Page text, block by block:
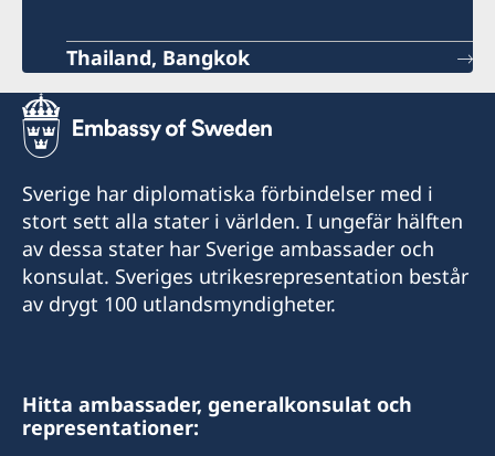
Hjälp till svenskar utomlands - på regeringen.se
Thailand, Bangkok
Sverige har diplomatiska förbindelser med i
stort sett alla stater i världen. I ungefär hälften
av dessa stater har Sverige ambassader och
konsulat. Sveriges utrikesrepresentation består
av drygt 100 utlandsmyndigheter.
Hitta ambassader, generalkonsulat och
representationer: